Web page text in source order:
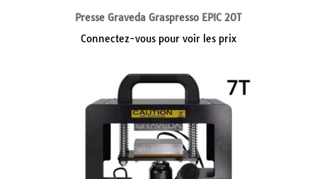
Presse Graveda Graspresso EPIC 20T
Connectez-vous pour voir les prix